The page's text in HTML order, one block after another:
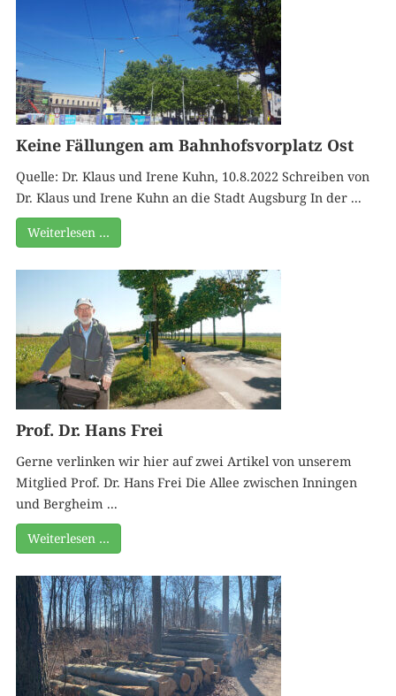
Keine Fällungen am Bahnhofsvorplatz Ost
Quelle: Dr. Klaus und Irene Kuhn, 10.8.2022 Schreiben von
Dr. Klaus und Irene Kuhn an die Stadt Augsburg In der ...
Weiterlesen …
Prof. Dr. Hans Frei
Gerne verlinken wir hier auf zwei Artikel von unserem
Mitglied Prof. Dr. Hans Frei Die Allee zwischen Inningen
und Bergheim ...
Weiterlesen …